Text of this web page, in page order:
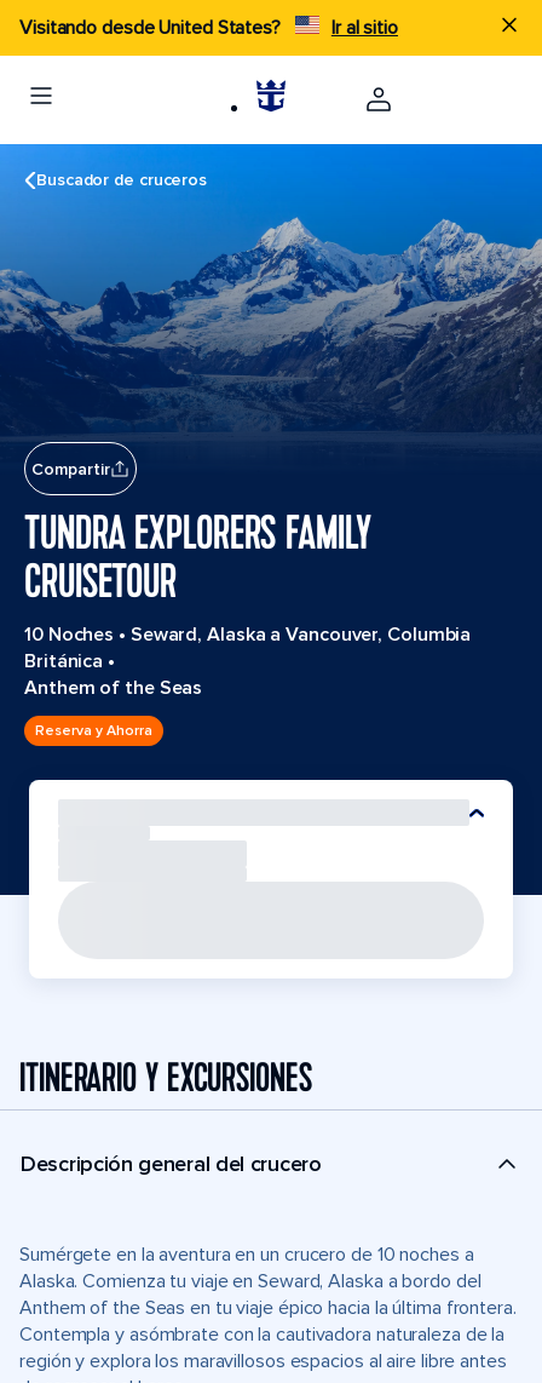
Visitando desde United States? Ir al sitio
Buscador de cruceros
Compartir
TUNDRA EXPLORERS FAMILY
CRUISETOUR
10 Noches • Seward, Alaska a Vancouver, Columbia
Británica •
Anthem of the Seas
Reserva y Ahorra
ITINERARIO Y EXCURSIONES
Descripción general del crucero
Sumérgete en la aventura en un crucero de 10 noches a
Alaska. Comienza tu viaje en Seward, Alaska a bordo del
Anthem of the Seas en tu viaje épico hacia la última frontera.
Contempla y asómbrate con la cautivadora naturaleza de la
región y explora los maravillosos espacios al aire libre antes